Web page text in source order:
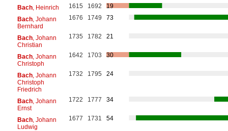
Bach, Heinrich 1615 1692
19
Bach, Johann
Bernhard
1676 1749 73
Bach, Johann
Christian
1735 1782 21
Bach, Johann
Christoph
1642 1703 30
Bach, Johann
Christoph
Friedrich
1732 1795 24
Bach, Johann
Ernst
1722 1777 34
Bach, Johann
Ludwig
1677 1731 54